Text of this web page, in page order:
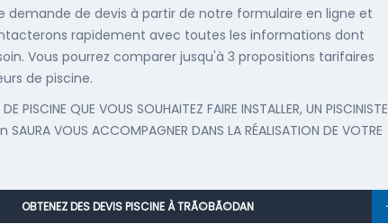
demande de devis à partir de notre formulaire en ligne et
rapidement avec toutes les informations dont
Vous pourrez comparer jusqu'à 3 propositions tarifaires
de piscine.
PISCINE QUE VOUS SOUHAITEZ FAIRE INSTALLER, UN PISCINISTE
VOUS ACCOMPAGNER DANS LA RÉALISATION DE VOTRE
OBTENEZ DES DEVIS PISCINE À TRÃ©BÃ©DAN